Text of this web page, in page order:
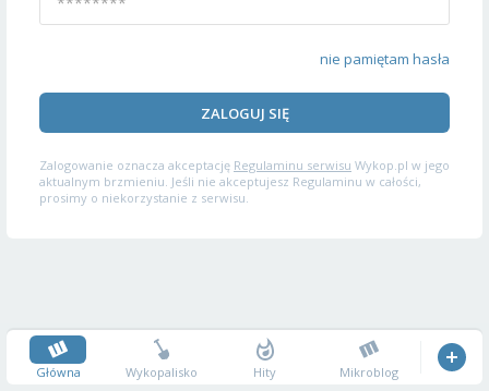
nie pamiętam hasła
ZALOGUJ SIĘ
Zalogowanie oznacza akceptację Regulaminu serwisu Wykop.pl w jego
aktualnym brzmieniu. Jeśli nie akceptujesz Regulaminu w całości,
prosimy o niekorzystanie z serwisu.
Główna Wykopalisko Hity Mikroblog